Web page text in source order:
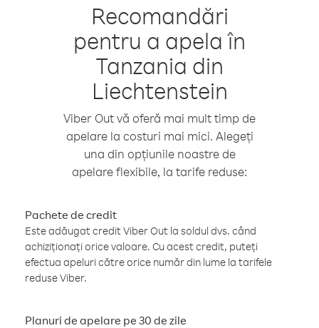
Recomandări
pentru a apela în
Tanzania din
Liechtenstein
Viber Out vă oferă mai mult timp de
apelare la costuri mai mici. Alegeți
una din opțiunile noastre de
apelare flexibile, la tarife reduse:
Pachete de credit
Este adăugat credit Viber Out la soldul dvs. când
achiziționați orice valoare. Cu acest credit, puteți
efectua apeluri către orice număr din lume la tarifele
reduse Viber.
Planuri de apelare pe 30 de zile